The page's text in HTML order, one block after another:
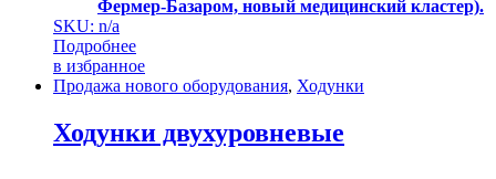
Фермер-Базаром, новый медицинский кластер).
SKU: n/a
Подробнее
в избранное
Продажа нового оборудования, Ходунки
Ходунки двухуровневые